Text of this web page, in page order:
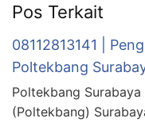
Pos Terkait
08112813141 |
Poltekbang
Poltekbang
(Poltekbang)